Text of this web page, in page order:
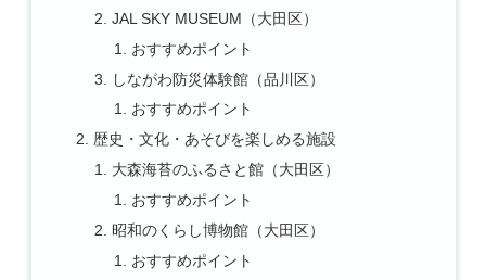
JAL SKY MUSEUM（大田区）
おすすめポイント
しながわ防災体験館（品川区）
おすすめポイント
歴史・文化・あそびを楽しめる施設
大森海苔のふるさと館（大田区）
おすすめポイント
昭和のくらし博物館（大田区）
おすすめポイント